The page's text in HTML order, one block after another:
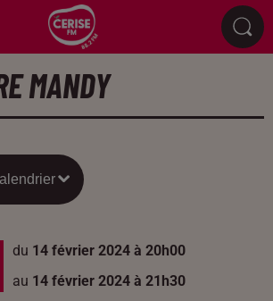
MANDY
du 14 février 2024 à 20h00
au 14 février 2024 à 21h30